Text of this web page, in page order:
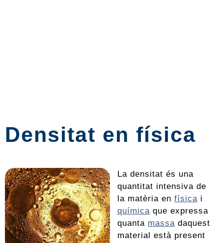
Densitat en física
La densitat és una
quantitat intensiva de
la matèria en física i
química que expressa
quanta massa daquest
material està present